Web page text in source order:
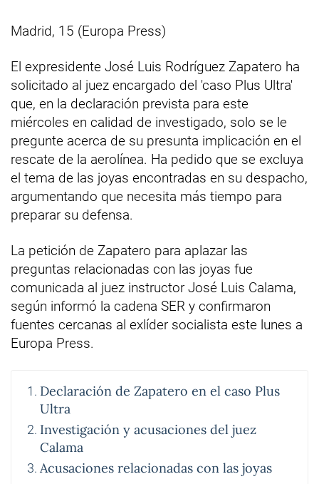
Madrid, 15 (Europa Press)
El expresidente José Luis Rodríguez Zapatero ha
solicitado al juez encargado del 'caso Plus Ultra'
que, en la declaración prevista para este
miércoles en calidad de investigado, solo se le
pregunte acerca de su presunta implicación en el
rescate de la aerolínea. Ha pedido que se excluya
el tema de las joyas encontradas en su despacho,
argumentando que necesita más tiempo para
preparar su defensa.
La petición de Zapatero para aplazar las
preguntas relacionadas con las joyas fue
comunicada al juez instructor José Luis Calama,
según informó la cadena SER y confirmaron
fuentes cercanas al exlíder socialista este lunes a
Europa Press.
Declaración de Zapatero en el caso Plus
Ultra
Investigación y acusaciones del juez
Calama
Acusaciones relacionadas con las joyas